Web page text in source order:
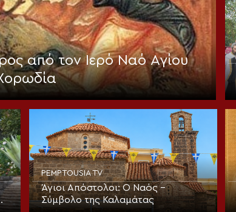
από τον Ιερό Ναό Αγίου
PEMPTOUSIA TV
Άγιοι Απόστολοι: Ο Ναός –
Σύμβολο της Καλαμάτας